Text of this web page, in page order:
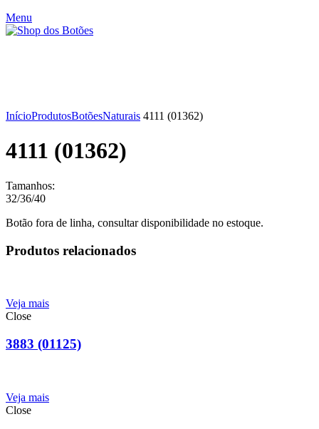
Menu
InícioProdutosBotõesNaturais 4111 (01362)
4111 (01362)
Tamanhos:
32/36/40
Botão fora de linha, consultar disponibilidade no estoque.
Produtos relacionados
Veja mais
Close
3883 (01125)
Veja mais
Close